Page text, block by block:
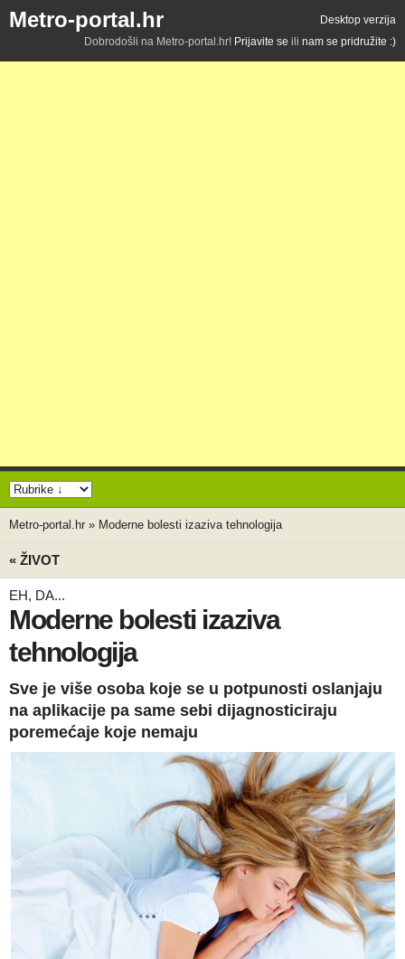
Metro-portal.hr
Desktop verzija
Dobrodošli na Metro-portal.hr! Prijavite se ili nam se pridružite :)
Metro-portal.hr » Moderne bolesti izaziva tehnologija
« ŽIVOT
EH, DA...
Moderne bolesti izaziva
tehnologija
Sve je više osoba koje se u potpunosti oslanjaju
na aplikacije pa same sebi dijagnosticiraju
poremećaje koje nemaju